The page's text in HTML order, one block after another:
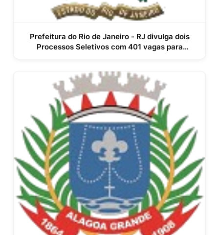
Prefeitura do Rio de Janeiro - RJ divulga dois
Processos Seletivos com 401 vagas para